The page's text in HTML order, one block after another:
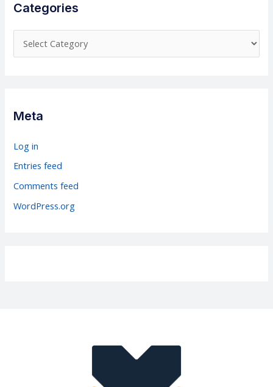
Categories
a
r
i
Meta
Log in
Entries feed
Comments feed
WordPress.org